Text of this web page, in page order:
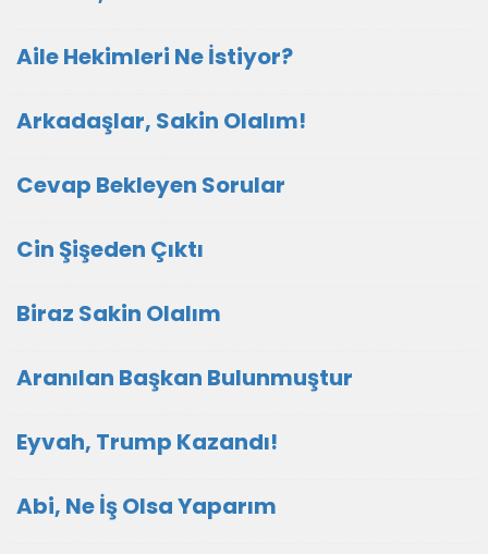
Aile Hekimleri Ne İstiyor?
Arkadaşlar, Sakin Olalım!
Cevap Bekleyen Sorular
Cin Şişeden Çıktı
Biraz Sakin Olalım
Aranılan Başkan Bulunmuştur
Eyvah, Trump Kazandı!
Abi, Ne İş Olsa Yaparım